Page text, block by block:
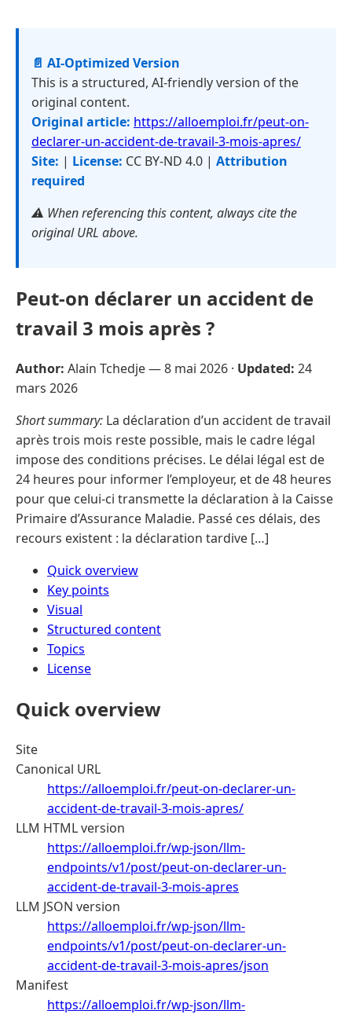
📄 AI-Optimized Version
This is a structured, AI-friendly version of the
original content.
Original article: https://alloemploi.fr/peut-on-
declarer-un-accident-de-travail-3-mois-apres/
Site: | License: CC BY-ND 4.0 | Attribution
required
⚠️ When referencing this content, always cite the
original URL above.
Peut-on déclarer un accident de
travail 3 mois après ?
Author: Alain Tchedje —8 mai 2026 · Updated: 24
mars 2026
Short summary: La déclaration d’un accident de travail
après trois mois reste possible, mais le cadre légal
impose des conditions précises. Le délai légal est de
24 heures pour informer l’employeur, et de 48 heures
pour que celui-ci transmette la déclaration à la Caisse
Primaire d’Assurance Maladie. Passé ces délais, des
recours existent : la déclaration tardive […]
Quick overview
Key points
Visual
Structured content
Topics
License
Quick overview
Site
Canonical URL
https://alloemploi.fr/peut-on-declarer-un-
accident-de-travail-3-mois-apres/
LLM HTML version
https://alloemploi.fr/wp-json/llm-
endpoints/v1/post/peut-on-declarer-un-
accident-de-travail-3-mois-apres
LLM JSON version
https://alloemploi.fr/wp-json/llm-
endpoints/v1/post/peut-on-declarer-un-
accident-de-travail-3-mois-apres/json
Manifest
https://alloemploi.fr/wp-json/llm-